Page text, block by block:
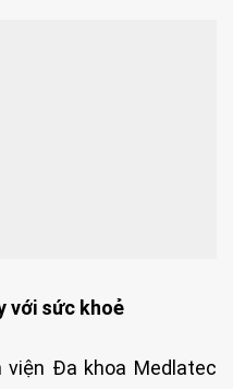
với sức khoẻ
Đa khoa Medlatec